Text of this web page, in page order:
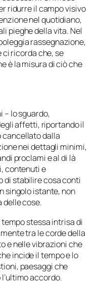
ridurre il campo visivo
nel quotidiano,
pieghe della vita. Nel
rassegnazione,
ricorda che, se
è la misura di ciò che
– lo sguardo,
affetti, riportando il
cancellato dalla
nei dettagli minimi,
proclami e al di là
contenuti e
di stabilire cosa conti
singolo istante, non
cose.
tempo stessa intrisa di
tra le corde della
e nelle vibrazioni che
incide il tempo e lo
paesaggi che
accordo.